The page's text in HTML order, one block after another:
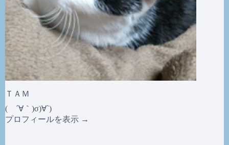
ＴＡＭ
( ´∀｀)σ)∀`)
プロフィールを表示 →